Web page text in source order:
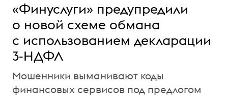
«Финуслуги» предупредили
о новой схеме обмана
с использованием декларации
3-НДФЛ
Мошенники выманивают коды
финансовых сервисов под предлогом